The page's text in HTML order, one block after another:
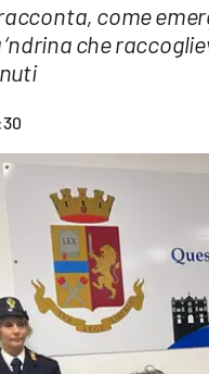
come
che